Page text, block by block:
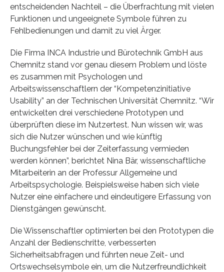
entscheidenden Nachteil – die Überfrachtung mit vielen
Funktionen und ungeeignete Symbole führen zu
Fehlbedienungen und damit zu viel Ärger.
Die Firma INCA Industrie und Bürotechnik GmbH aus
Chemnitz stand vor genau diesem Problem und löste
es zusammen mit Psychologen und
Arbeitswissenschaftlern der “Kompetenzinitiative
Usability” an der Technischen Universität Chemnitz. “Wir
entwickelten drei verschiedene Prototypen und
überprüften diese im Nutzertest. Nun wissen wir, was
sich die Nutzer wünschen und wie künftig
Buchungsfehler bei der Zeiterfassung vermieden
werden können”, berichtet Nina Bär, wissenschaftliche
Mitarbeiterin an der Professur Allgemeine und
Arbeitspsychologie. Beispielsweise haben sich viele
Nutzer eine einfachere und eindeutigere Erfassung von
Dienstgängen gewünscht.
Die Wissenschaftler optimierten bei den Prototypen die
Anzahl der Bedienschritte, verbesserten
Sicherheitsabfragen und führten neue Zeit- und
Ortswechselsymbole ein, um die Nutzerfreundlichkeit